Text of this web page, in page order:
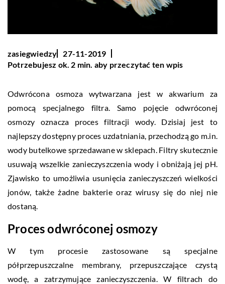
zasiegwiedzy
27-11-2019
Potrzebujesz ok. 2 min. aby przeczytać ten wpis
Odwrócona osmoza wytwarzana jest w akwarium za
pomocą specjalnego filtra. Samo pojęcie odwróconej
osmozy oznacza proces filtracji wody. Dzisiaj jest to
najlepszy dostępny proces uzdatniania, przechodzą go m.in.
wody butelkowe sprzedawane w sklepach. Filtry skutecznie
usuwają wszelkie zanieczyszczenia wody i obniżają jej pH.
Zjawisko to umożliwia usunięcia zanieczyszczeń wielkości
jonów, także żadne bakterie oraz wirusy się do niej nie
dostaną.
Proces odwróconej osmozy
W tym procesie zastosowane są specjalne
półprzepuszczalne membrany, przepuszczające czystą
wodę, a zatrzymujące zanieczyszczenia. W filtrach do